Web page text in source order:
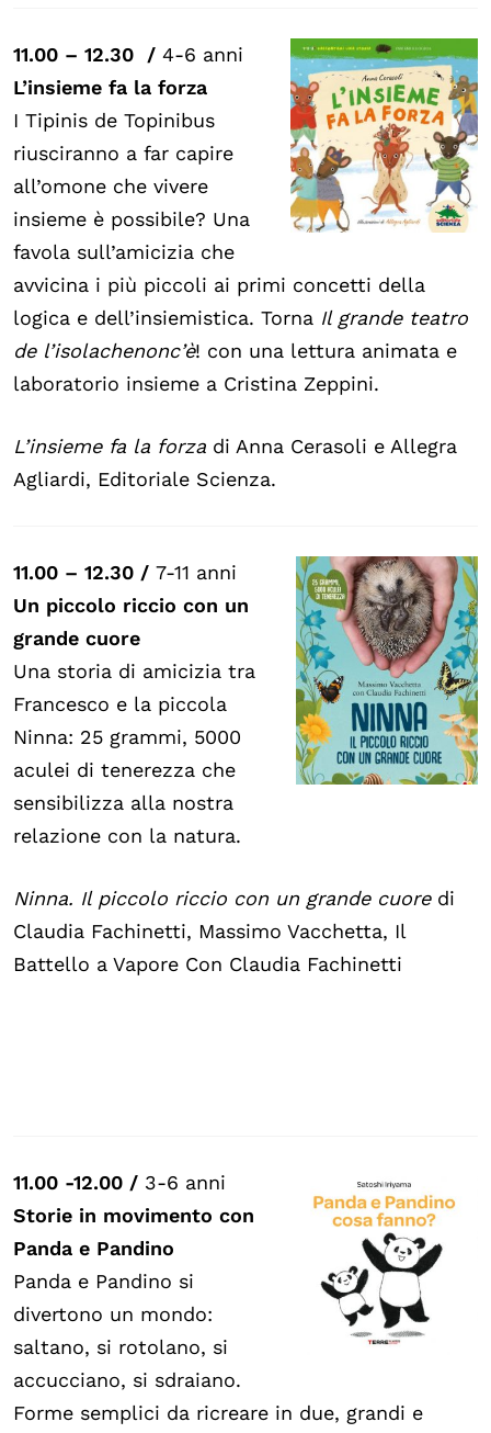
11.00 – 12.30 / 4-6 anni
L’insieme fa la forza
I Tipinis de Topinibus
riusciranno a far capire
all’omone che vivere
insieme è possibile? Una
favola sull’amicizia che
avvicina i più piccoli ai primi concetti della
logica e dell’insiemistica. Torna Il grande teatro
de l’isolachenonc’è! con una lettura animata e
laboratorio insieme a Cristina Zeppini.
L’insieme fa la forza di Anna Cerasoli e Allegra
Agliardi, Editoriale Scienza.
11.00 – 12.30 / 7-11 anni
Un piccolo riccio con un
grande cuore
Una storia di amicizia tra
Francesco e la piccola
Ninna: 25 grammi, 5000
aculei di tenerezza che
sensibilizza alla nostra
relazione con la natura.
Ninna. Il piccolo riccio con un grande cuoredi
Claudia Fachinetti, Massimo Vacchetta, Il
Battello a Vapore Con Claudia Fachinetti
11.00 -12.00 / 3-6 anni
Storie in movimento con
Panda e Pandino
Panda e Pandino si
divertono un mondo:
saltano, si rotolano, si
accucciano, si sdraiano.
Forme semplici da ricreare in due, grandi e